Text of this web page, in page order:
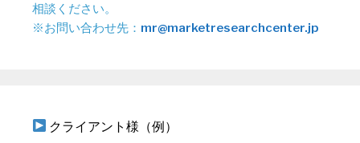
相談ください。
※お問い合わせ先： mr@marketresearchcenter.jp
クライアント様（例）